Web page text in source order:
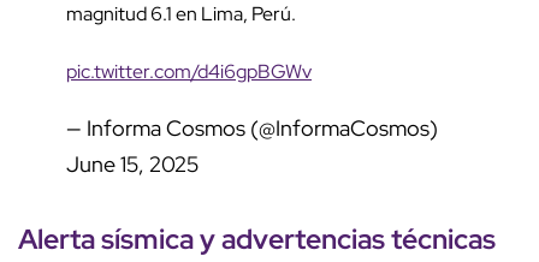
magnitud 6.1 en Lima, Perú.
pic.twitter.com/d4i6gpBGWv
— Informa Cosmos (@InformaCosmos)
June 15, 2025
Alerta sísmica y advertencias técnicas